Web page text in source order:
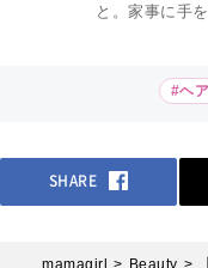
と。家事に手
#ヘ
SHARE
mamagirl Beauty